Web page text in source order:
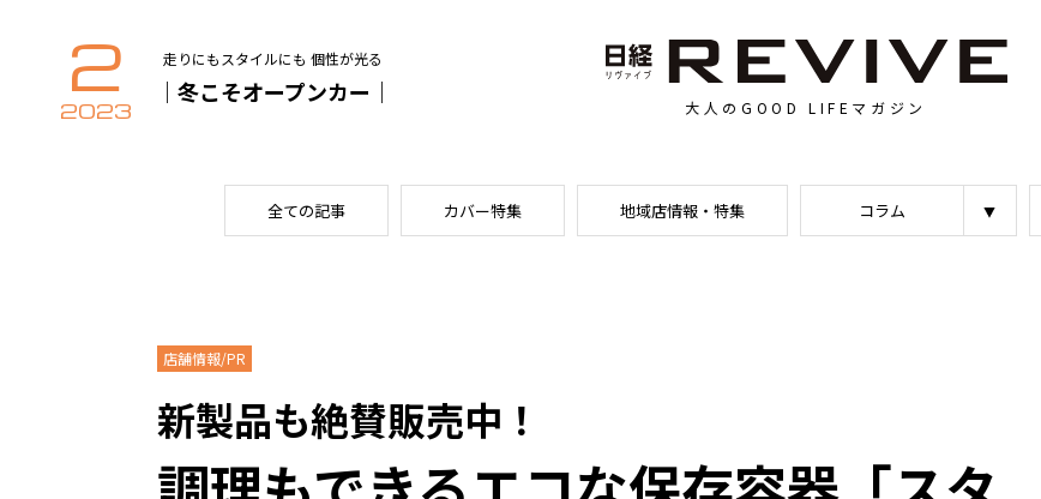
2
2023
走りにもスタイルにも 個性が光る
｜冬こそオープンカー｜
大人のGOOD LIFEマガジン
全ての記事 カバー特集 地域店情報・特集 コラム
店舗情報/PR
新製品も絶賛販売中！